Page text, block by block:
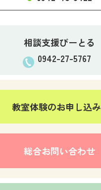
相談支援びーとる
0942-27-5767
教室体験のお申し込み
総合お問い合わせ